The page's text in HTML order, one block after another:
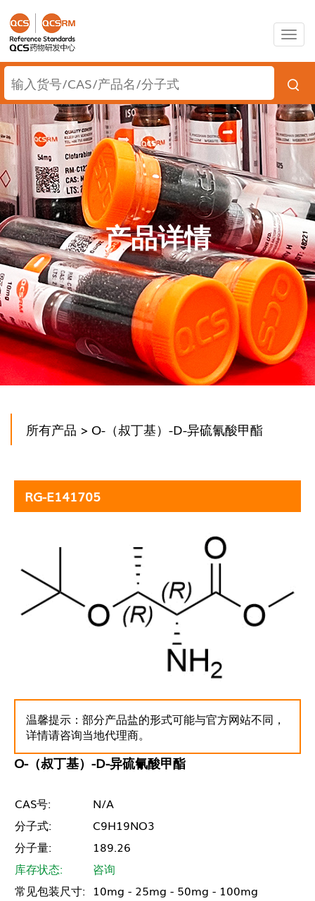
产品详情
所有产品 > O-（叔丁基）-D-异硫氰酸甲酯
RG-E141705
温馨提示：部分产品盐的形式可能与官方网站不同，
详情请咨询当地代理商。
O-（叔丁基）-D-异硫氰酸甲酯
CAS号:
N/A
分子式:
C9H19NO3
分子量:
189.26
库存状态:
咨询
常见包装尺寸: 10mg - 25mg - 50mg - 100mg